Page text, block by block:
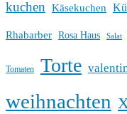
kuchen Käsekuchen
Rhabarber Rosa Haus Salat
Tomaten Torte
weihnachten